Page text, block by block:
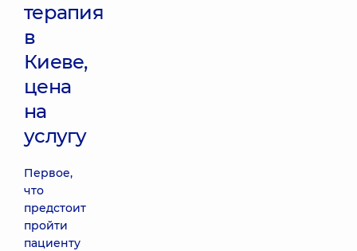
терапия
в
Киеве,
цена
на
услугу
Первое,
что
предстоит
пройти
пациенту